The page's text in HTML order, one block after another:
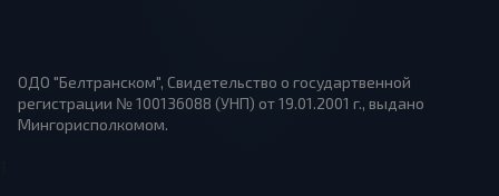
ОДО "Белтранском", Свидетельство о государтвенной
регистрации № 100136088 (УНП) от 19.01.2001 г., выдано
Мингорисполкомом.